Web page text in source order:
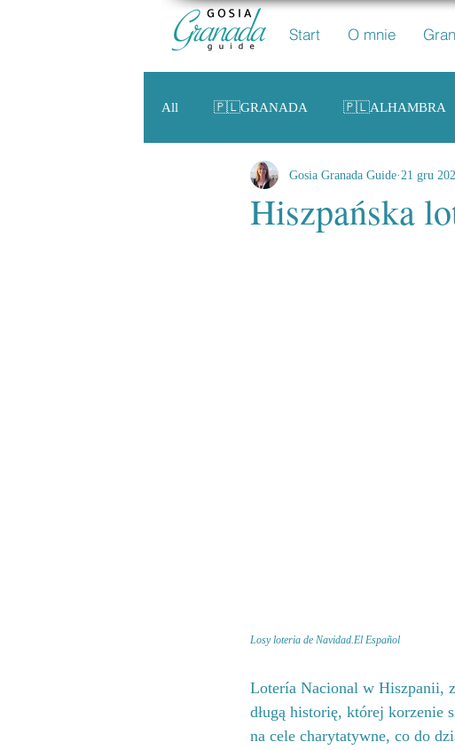
Start O mnie
All 🇵🇱GRANADA 🇵🇱ALHAMBRA
🇵🇱 ANDALUZJA 🇵🇱HISZPANIA
Hiszpańska
Gosia Granada Guide 21 gru
Losy loteria de Navidad.El Español
Lotería Nacional w Hiszpanii,
długą historię, której korzenie
na cele charytatywne, co do